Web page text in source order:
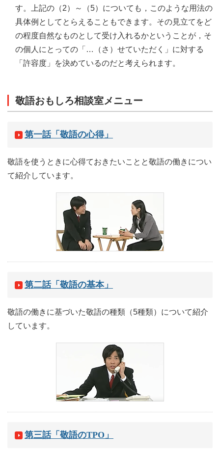
す。上記の（2）～（5）についても，このような用法の
具体例としてとらえることもできます。その見立てをど
の程度自然なものとして受け入れるかということが，そ
の個人にとっての「…（さ）せていただく」に対する
「許容度」を決めているのだと考えられます。
敬語おもしろ相談室メニュー
第一話「敬語の心得」
敬語を使うときに心得ておきたいことと敬語の働きについ
て紹介しています。
第二話「敬語の基本」
敬語の働きに基づいた敬語の種類（5種類）について紹介
しています。
第三話「敬語のTPO」